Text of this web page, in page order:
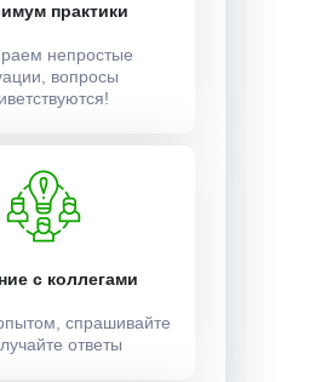
практики
непростые
вопросы
с коллегами
спрашивайте
ответы